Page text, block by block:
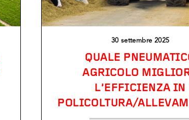
30 settembre 2025
QUALE
AGRICOLO
L’EFFICIENZA IN
POLICOLTURA/